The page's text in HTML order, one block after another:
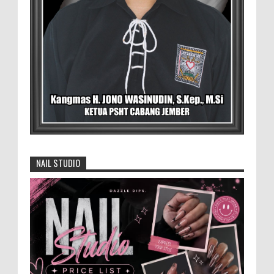
Menko Zulhas Wajibkan Program Makan
Bergizi Gratis Menyerap Bahan Pangan
BLORA - Menteri Koordinator Bidang
Pangan RI Zulkifli Hasan menegaskan bahwa Satuan
Pelayanan Pemenuhan Gizi (SPPG) pelaksana Program
Kabupaten Jember 2026-2031
Jajaran Dewan Pengurus DPC Kabupaten
Jember 2025-2031, saat foto bersama
usai acara pelantikan di Gedung Jember Nusantara,
Selasa 28 Juli 2...
Anggota Karang Taruna Urunan Demi
Nobar Indonesia Lawan Vietnam
NAIL STUDIO